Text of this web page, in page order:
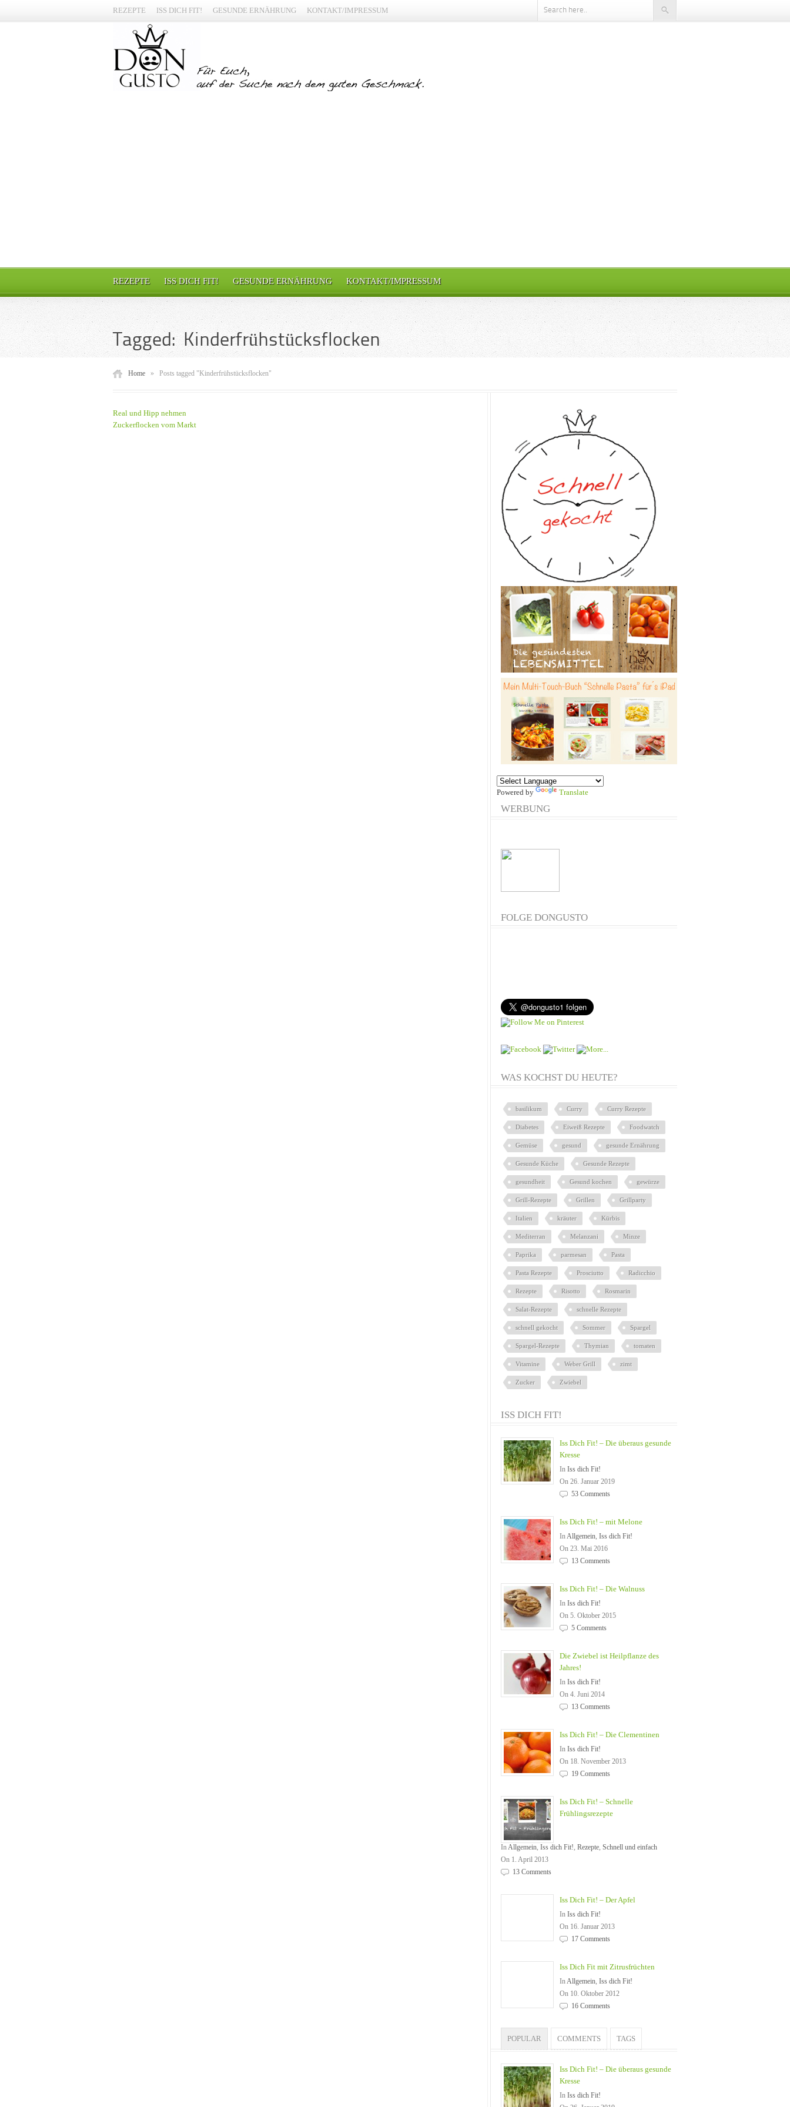
REZEPTE ISS DICH FIT! GESUNDE ERNÄHRUNG KONTAKT/IMPRESSUM
REZEPTE ISS DICH FIT! GESUNDE ERNÄHRUNG KONTAKT/IMPRESSUM
Tagged: Kinderfrühstücksflocken
Home » Posts tagged "Kinderfrühstücksflocken"
Real und Hipp nehmen
Zuckerflocken vom Markt
Powered by Translate
WERBUNG
FOLGE DONGUSTO
WAS KOCHST DU HEUTE?
basilikum Curry Curry Rezepte
Diabetes Eiweiß Rezepte Foodwatch
Gemüse gesund gesunde Ernährung
Gesunde Küche Gesunde Rezepte
gesundheit Gesund kochen gewürze
Grill-Rezepte Grillen Grillparty
Italien kräuter Kürbis
Mediterran Melanzani Minze
Paprika parmesan Pasta
Pasta Rezepte Prosciutto Radicchio
Rezepte Risotto Rosmarin
Salat-Rezepte schnelle Rezepte
schnell gekocht Sommer Spargel
Spargel-Rezepte Thymian tomaten
Vitamine Weber Grill zimt
Zucker Zwiebel
ISS DICH FIT!
Iss Dich Fit! – Die überaus gesunde
Kresse
In Iss dich Fit!
On 26. Januar 2019
53 Comments
Iss Dich Fit! – mit Melone
InAllgemein, Iss dich Fit!
On 23. Mai 2016
13 Comments
Iss Dich Fit! – Die Walnuss
In Iss dich Fit!
On 5. Oktober 2015
5 Comments
Die Zwiebel ist Heilpflanze des
Jahres!
In Iss dich Fit!
On 4. Juni 2014
13 Comments
Iss Dich Fit! – Die Clementinen
In Iss dich Fit!
On 18. November 2013
19 Comments
Iss Dich Fit! – Schnelle
Frühlingsrezepte
InAllgemein, Iss dich Fit!, Rezepte, Schnell und einfach
On 1. April 2013
13 Comments
Iss Dich Fit! – Der Apfel
In Iss dich Fit!
On 16. Januar 2013
17 Comments
Iss Dich Fit mit Zitrusfrüchten
InAllgemein, Iss dich Fit!
On 10. Oktober 2012
16 Comments
POPULAR COMMENTS TAGS
Iss Dich Fit! – Die überaus gesunde
Kresse
In Iss dich Fit!